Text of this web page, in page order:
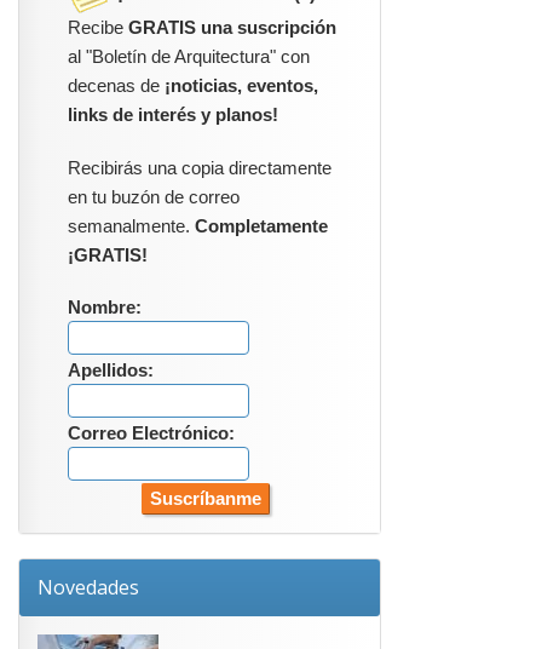
Recibe GRATIS una suscripción
al "Boletín de Arquitectura" con
decenas de ¡noticias, eventos,
links de interés y planos!
Recibirás una copia directamente
en tu buzón de correo
semanalmente. Completamente
¡GRATIS!
Nombre:
Apellidos:
Correo Electrónico:
Novedades